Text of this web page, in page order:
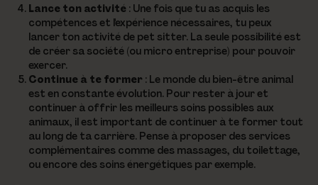
Lance ton activité : Une fois que tu as acquis les
compétences et l'expérience nécessaires, tu peux
lancer ton activité de pet sitter. La seule possibilité est
de créer sa société (ou micro entreprise) pour pouvoir
exercer.
Continue à te former : Le monde du bien-être animal
est en constante évolution. Pour rester à jour et
continuer à offrir les meilleurs soins possibles aux
animaux, il est important de continuer à te former tout
au long de ta carrière. Pense à proposer des services
complémentaires comme des massages, du toilettage,
ou encore des soins énergétiques par exemple.